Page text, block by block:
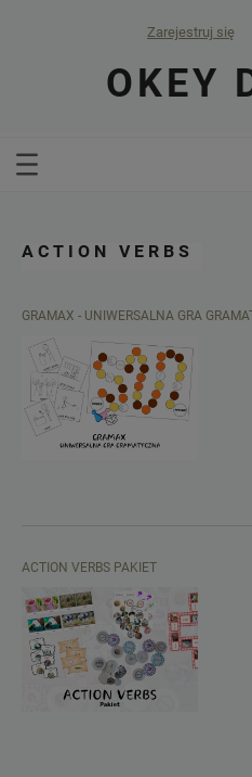
Zarejestruj się
OKEY
ACTION VERBS
GRAMAX - UNIWERSALNA GRA
ACTION VERBS PAKIET